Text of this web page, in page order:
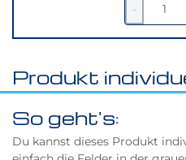
-
1
Produkt
So geht's:
Du kannst dieses Produkt